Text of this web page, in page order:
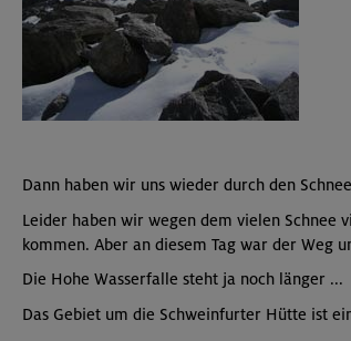
Dann haben wir uns wieder durch den
Leider haben wir wegen dem vielen Schnee
kommen. Aber an diesem Tag war der Weg
Die Hohe Wasserfalle steht ja noch länger ...
Das Gebiet um die Schweinfurter Hütte ist